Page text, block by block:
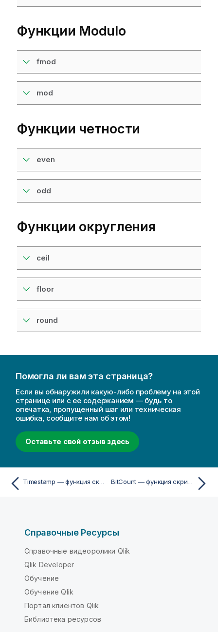
Функции Modulo
fmod
mod
Функции четности
even
odd
Функции округления
ceil
floor
round
Помогла ли вам эта страница?
Если вы обнаружили какую-либо проблему на этой
странице или с ее содержанием — будь то
опечатка, пропущенный шаг или техническая
ошибка, сообщите нам об этом!
Оставьте свой отзыв здесь
Timestamp — функция скриптa и диаграммы BitCount — функция скриптa и диаграммы
Справочные Ресурсы
Справочные видеоролики Qlik
Qlik Developer
Обучение
Обучение Qlik
Портал клиентов Qlik
Библиотека ресурсов